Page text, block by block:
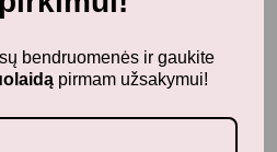
bendruomenės ir gaukite
pirmam užsakymui!